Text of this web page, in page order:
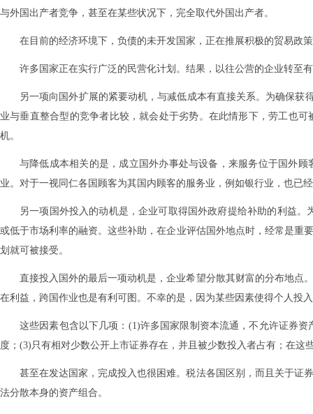
与外国出产者竞争，甚至在某些状况下，完全取代外国出产者。
在目前的经济环境下，负债的未开发国家，正在推展积极的贸易政
许多国家正在实行广泛的民营化计划。结果，以往公营的企业转至
另一项向国外扩展的紧要动机，与减低成本有直接关系。为确保
业与垂直整合型的竞争者比较，就会处于劣势。在此情形下，劳工也
机。
与降低成本相关的是，成立国外办事处与设备，来服务位于国外
业。对于一视同仁各国顾客为其国内顾客的服务业，例如银行业，也已
另一项国外投入的动机是，企业可取得国外政府提给补助的利益
或低于市场利率的融资。这些补助，在企业评估国外地点时，经常是重
划就可被接受。
直接投入国外的最后一项动机是，企业希望分散其财富的分布地点
在利益，跨国作业也是有利可图。不幸的是，因为某些因素使得个人投
这些因素包含以下几项：(1)许多国家限制资本流通，不允许证券
度；(3)只有相对少数公开上市证券存在，并且被少数投入者占有；在
甚至在发达国家，完成投入也很困难。税法各国区别，而且关于证
法分散本身的资产组合。